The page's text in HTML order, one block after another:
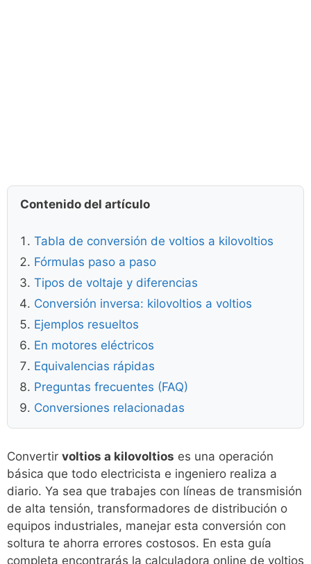
Contenido del artículo
Tabla de conversión de voltios a kilovoltios
Fórmulas paso a paso
Tipos de voltaje y diferencias
Conversión inversa: kilovoltios a voltios
Ejemplos resueltos
En motores eléctricos
Equivalencias rápidas
Preguntas frecuentes (FAQ)
Conversiones relacionadas
Convertir voltios a kilovoltios es una operación
básica que todo electricista e ingeniero realiza a
diario. Ya sea que trabajes con líneas de transmisión
de alta tensión, transformadores de distribución o
equipos industriales, manejar esta conversión con
soltura te ahorra errores costosos. En esta guía
completa encontrarás la calculadora online de voltios